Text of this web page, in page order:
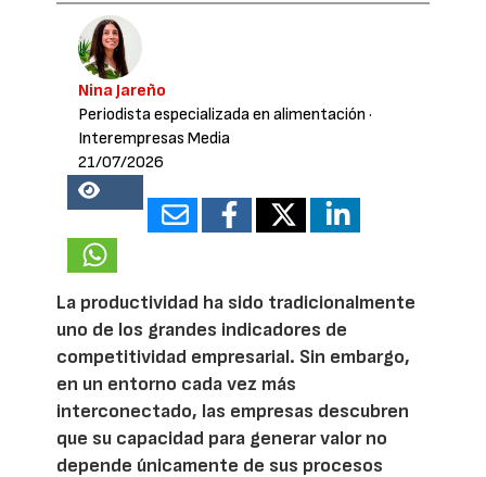
Nina Jareño
Periodista especializada en alimentación ·
Interempresas Media
21/07/2026
18037
La productividad ha sido tradicionalmente
uno de los grandes indicadores de
competitividad empresarial. Sin embargo,
en un entorno cada vez más
interconectado, las empresas descubren
que su capacidad para generar valor no
depende únicamente de sus procesos